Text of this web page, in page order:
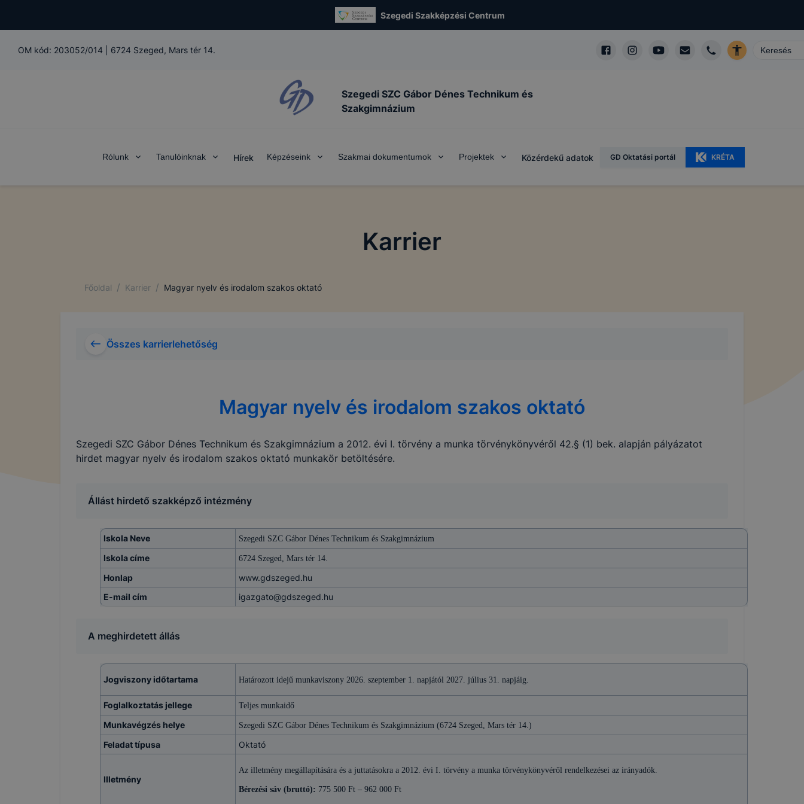
Szegedi Szakképzési Centrum
OM kód: 203052/014 6724 Szeged, Mars tér 14.
Szegedi SZC Gábor Dénes Technikum és
Szakgimnázium
Rólunk Tanulóinknak Hírek Képzéseink Szakmai dokumentumok Projektek Közérdekű adatok GD Oktatási portál KRÉTA
Karrier
Főoldal / Karrier / Magyar nyelv és irodalom szakos oktató
Összes karrierlehetőség
Magyar nyelv és irodalom szakos oktató
Szegedi SZC Gábor Dénes Technikum és Szakgimnázium a 2012. évi I. törvény a munka törvénykönyvéről 42.§ (1) bek. alapján pályázatot
hirdet magyar nyelv és irodalom szakos oktató munkakör betöltésére.
Állást hirdető szakképző intézmény
Iskola Neve Szegedi SZC Gábor Dénes Technikum és Szakgimnázium
Iskola címe 6724 Szeged, Mars tér 14.
Honlap
www.gdszeged.hu
E-mail cím
igazgato@gdszeged.hu
A meghirdetett állás
Jogviszony időtartama Határozott idejű munkaviszony 2026. szeptember 1. napjától 2027. július 31. napjáig.
Foglalkoztatás jellege Teljes munkaidő
Munkavégzés helye Szegedi SZC Gábor Dénes Technikum és Szakgimnázium (6724 Szeged, Mars tér 14.)
Feladat típusa Oktató
Illetmény
Az illetmény megállapítására és a juttatásokra a 2012. évi I. törvény a munka törvénykönyvéről rendelkezései az irányadók.
Bérezési sáv (bruttó): 775 500 Ft – 962 000 Ft